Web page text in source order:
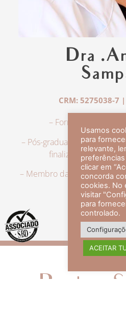
Dra
CRM: 5275038-7
– Formação em
– Pós-graduação em
finalizado a
– Membro da Sociedade
com título de
veja
Redes
Usamos
para
relevante,
clicar em
concorda
cookies. No
visitar
para
controlado.
ACEITAR